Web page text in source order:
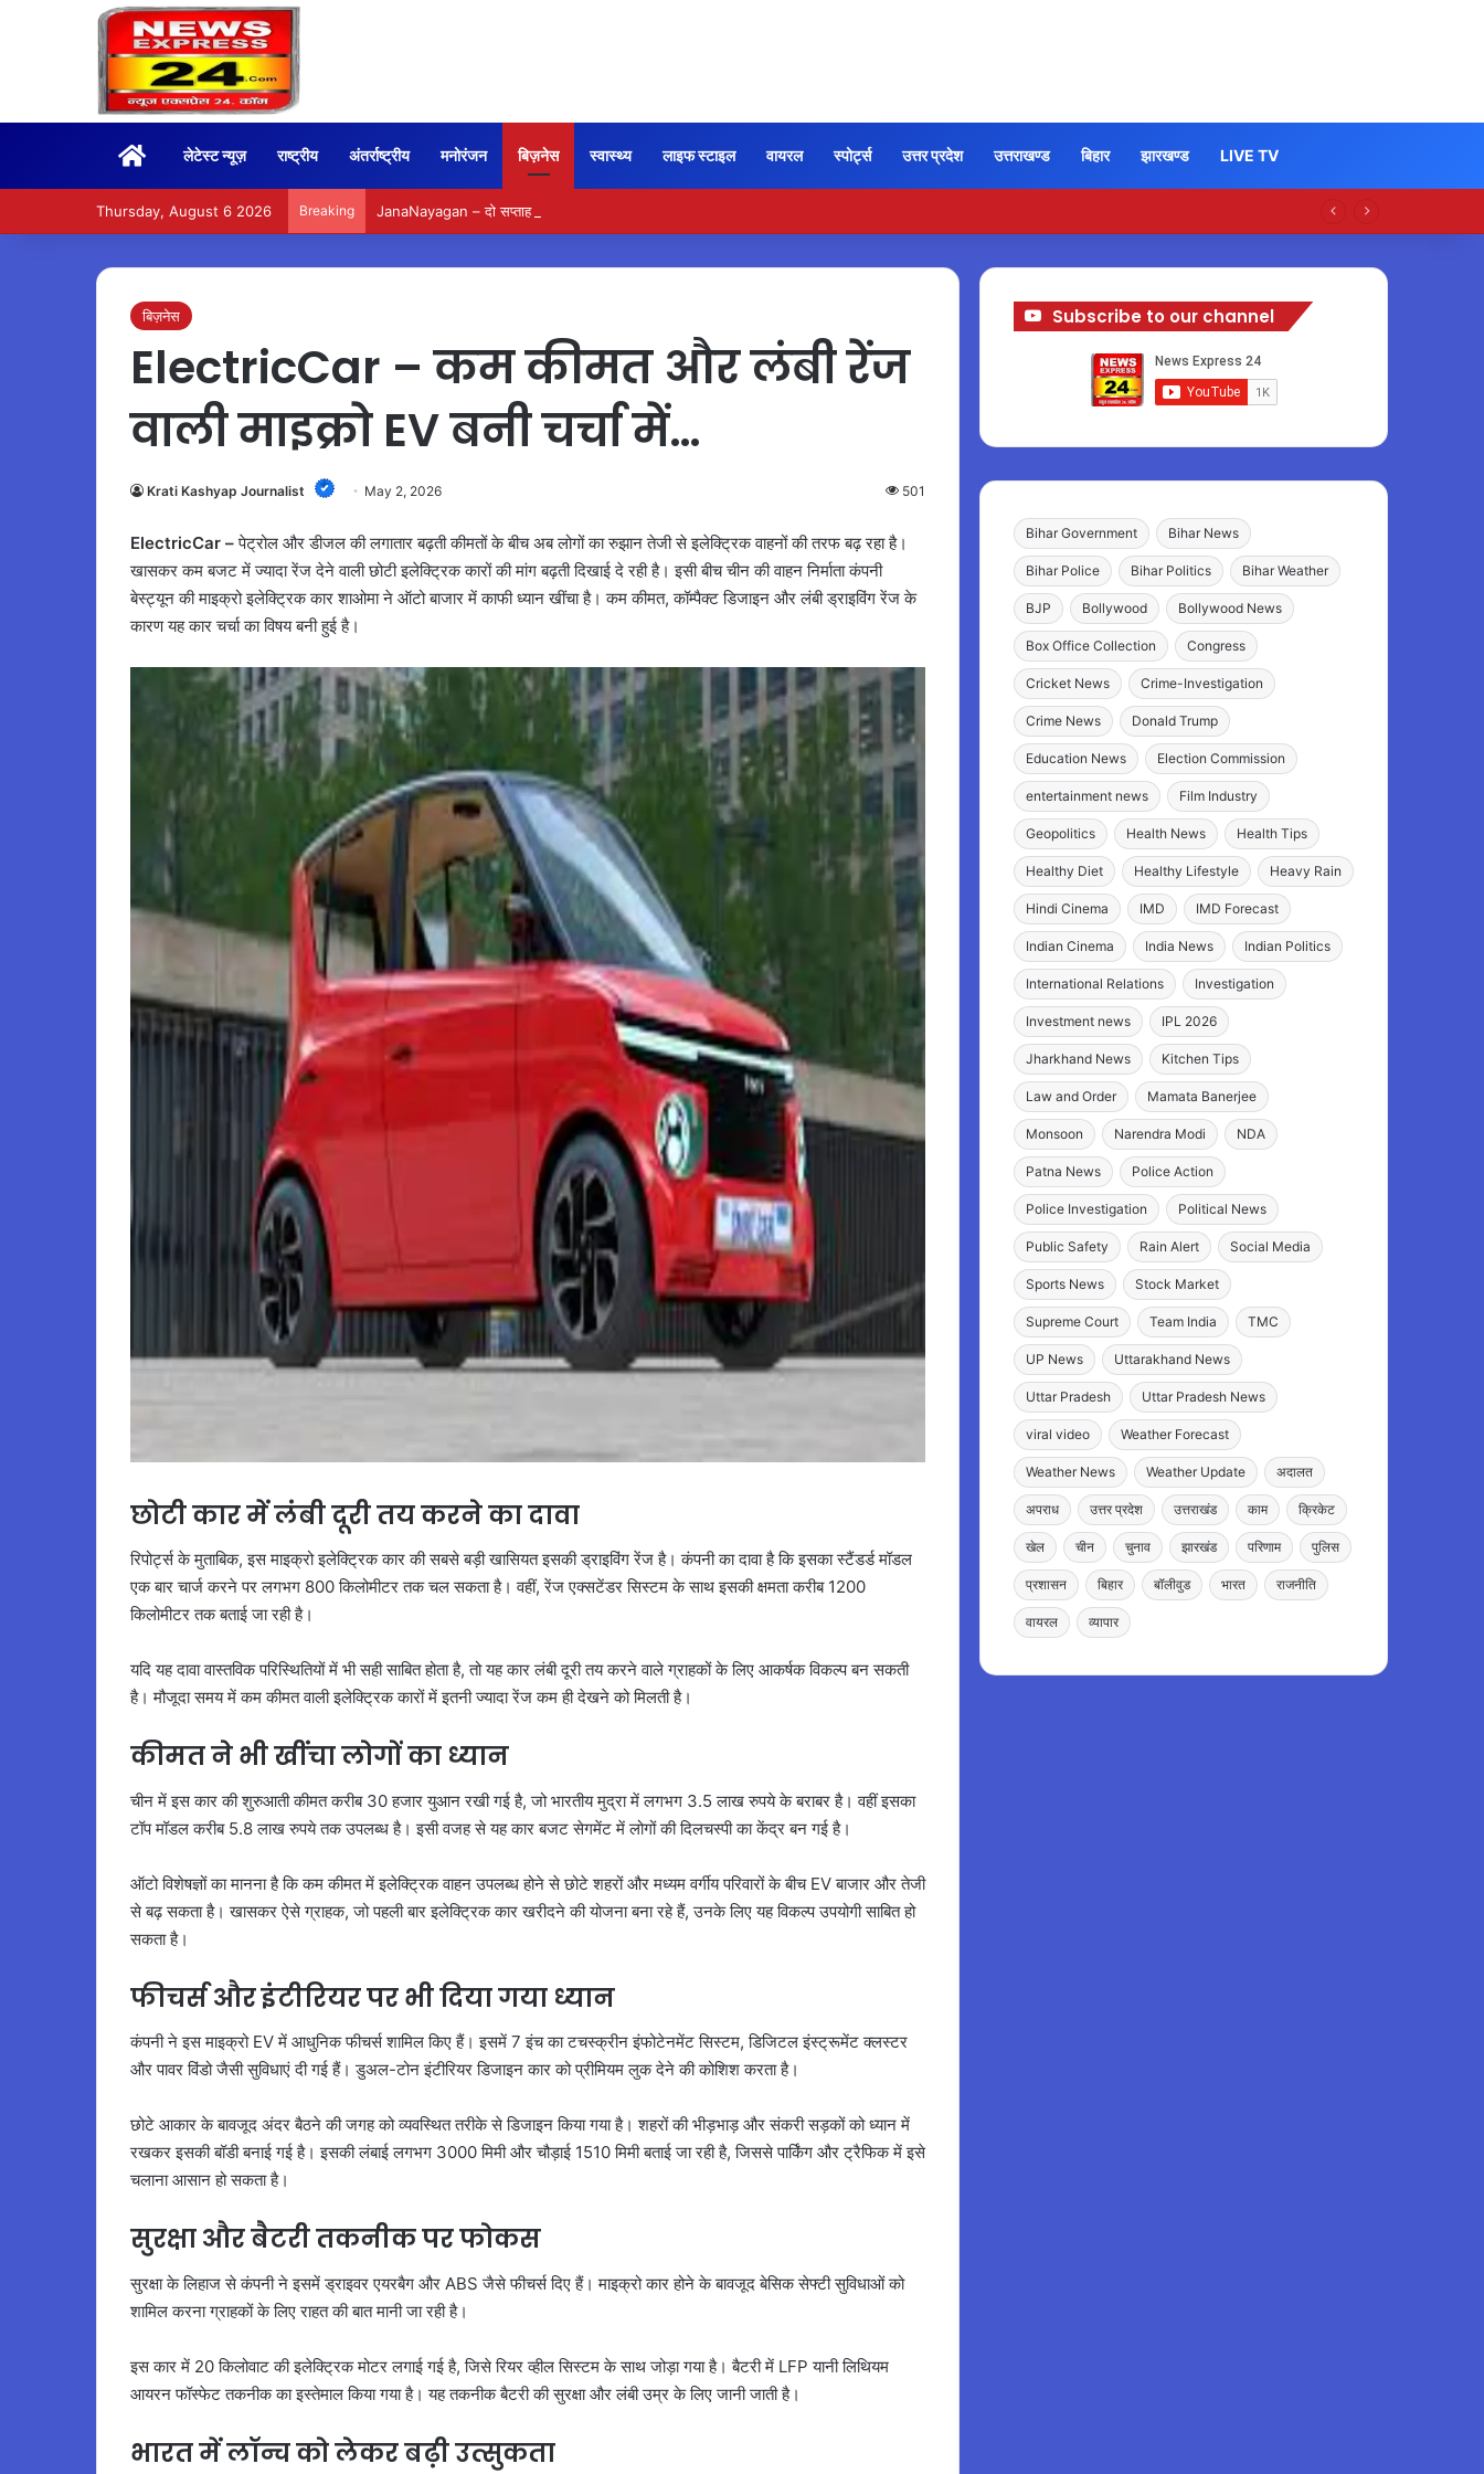
Homeलेटेस्ट न्यूज़ राष्ट्रीय अंतर्राष्ट्रीय मनोरंजन बिज़नेस स्वास्थ्य लाइफ स्टाइल वायरल स्पोर्ट्स उत्तर प्रदेश उत्तराखण्ड बिहार झारखण्ड LIVE TV
Thursday, August 6 2026 Breaking JanaNayagan – दो सप्ताह बाद भी जारी है विजय की फिल्म की कमाई
बिज़नेस
ElectricCar – कम कीमत और लंबी रेंज
वाली माइक्रो EV बनी चर्चा में…
Krati Kashyap Journalist May 2, 2026 501
ElectricCar –पेट्रोल और डीजल की लगातार बढ़ती कीमतों के बीच अब लोगों का रुझान तेजी से इलेक्ट्रिक वाहनों की तरफ बढ़ रहा है।
खासकर कम बजट में ज्यादा रेंज देने वाली छोटी इलेक्ट्रिक कारों की मांग बढ़ती दिखाई दे रही है। इसी बीच चीन की वाहन निर्माता कंपनी
बेस्ट्यून की माइक्रो इलेक्ट्रिक कार शाओमा ने ऑटो बाजार में काफी ध्यान खींचा है। कम कीमत, कॉम्पैक्ट डिजाइन और लंबी ड्राइविंग रेंज के
कारण यह कार चर्चा का विषय बनी हुई है।
छोटी कार में लंबी दूरी तय करने का दावा
रिपोर्ट्स के मुताबिक, इस माइक्रो इलेक्ट्रिक कार की सबसे बड़ी खासियत इसकी ड्राइविंग रेंज है। कंपनी का दावा है कि इसका स्टैंडर्ड मॉडल
एक बार चार्ज करने पर लगभग 800 किलोमीटर तक चल सकता है। वहीं, रेंज एक्सटेंडर सिस्टम के साथ इसकी क्षमता करीब 1200
किलोमीटर तक बताई जा रही है।
यदि यह दावा वास्तविक परिस्थितियों में भी सही साबित होता है, तो यह कार लंबी दूरी तय करने वाले ग्राहकों के लिए आकर्षक विकल्प बन सकती
है। मौजूदा समय में कम कीमत वाली इलेक्ट्रिक कारों में इतनी ज्यादा रेंज कम ही देखने को मिलती है।
कीमत ने भी खींचा लोगों का ध्यान
चीन में इस कार की शुरुआती कीमत करीब 30 हजार युआन रखी गई है, जो भारतीय मुद्रा में लगभग 3.5 लाख रुपये के बराबर है। वहीं इसका
टॉप मॉडल करीब 5.8 लाख रुपये तक उपलब्ध है। इसी वजह से यह कार बजट सेगमेंट में लोगों की दिलचस्पी का केंद्र बन गई है।
ऑटो विशेषज्ञों का मानना है कि कम कीमत में इलेक्ट्रिक वाहन उपलब्ध होने से छोटे शहरों और मध्यम वर्गीय परिवारों के बीच EV बाजार और तेजी
से बढ़ सकता है। खासकर ऐसे ग्राहक, जो पहली बार इलेक्ट्रिक कार खरीदने की योजना बना रहे हैं, उनके लिए यह विकल्प उपयोगी साबित हो
सकता है।
फीचर्स और इंटीरियर पर भी दिया गया ध्यान
कंपनी ने इस माइक्रो EV में आधुनिक फीचर्स शामिल किए हैं। इसमें 7 इंच का टचस्क्रीन इंफोटेनमेंट सिस्टम, डिजिटल इंस्ट्रूमेंट क्लस्टर
और पावर विंडो जैसी सुविधाएं दी गई हैं। डुअल-टोन इंटीरियर डिजाइन कार को प्रीमियम लुक देने की कोशिश करता है।
छोटे आकार के बावजूद अंदर बैठने की जगह को व्यवस्थित तरीके से डिजाइन किया गया है। शहरों की भीड़भाड़ और संकरी सड़कों को ध्यान में
रखकर इसकी बॉडी बनाई गई है। इसकी लंबाई लगभग 3000 मिमी और चौड़ाई 1510 मिमी बताई जा रही है, जिससे पार्किंग और ट्रैफिक में इसे
चलाना आसान हो सकता है।
सुरक्षा और बैटरी तकनीक पर फोकस
सुरक्षा के लिहाज से कंपनी ने इसमें ड्राइवर एयरबैग और ABS जैसे फीचर्स दिए हैं। माइक्रो कार होने के बावजूद बेसिक सेफ्टी सुविधाओं को
शामिल करना ग्राहकों के लिए राहत की बात मानी जा रही है।
इस कार में 20 किलोवाट की इलेक्ट्रिक मोटर लगाई गई है, जिसे रियर व्हील सिस्टम के साथ जोड़ा गया है। बैटरी में LFP यानी लिथियम
आयरन फॉस्फेट तकनीक का इस्तेमाल किया गया है। यह तकनीक बैटरी की सुरक्षा और लंबी उम्र के लिए जानी जाती है।
भारत में लॉन्च को लेकर बढ़ी उत्सुकता
Subscribe to our channel
Bihar Government Bihar News
Bihar Police Bihar Politics Bihar Weather
BJP Bollywood Bollywood News
Box Office Collection Congress
Cricket News Crime-Investigation
Crime News Donald Trump
Education News Election Commission
entertainment news Film Industry
Geopolitics Health News Health Tips
Healthy Diet Healthy Lifestyle Heavy Rain
Hindi Cinema IMD IMD Forecast
Indian Cinema India News Indian Politics
International Relations Investigation
Investment news IPL 2026
Jharkhand News Kitchen Tips
Law and Order Mamata Banerjee
Monsoon Narendra Modi NDA
Patna News Police Action
Police Investigation Political News
Public Safety Rain Alert Social Media
Sports News Stock Market
Supreme Court Team India TMC
UP News Uttarakhand News
Uttar Pradesh Uttar Pradesh News
viral video Weather Forecast
Weather News Weather Update अदालत
अपराध उत्तर प्रदेश उत्तराखंड काम क्रिकेट
खेल चीन चुनाव झारखंड परिणाम पुलिस
प्रशासन बिहार बॉलीवुड भारत राजनीति
वायरल व्यापार